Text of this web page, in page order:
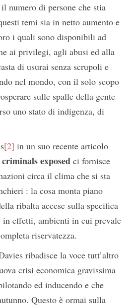
numero di persone che stia
temi sia in netto aumento e
i quali sono disponibili ad
ai privilegi, agli abusi ed alla
di usurai senza scrupoli e
nel mondo, con il solo scopo
sulle spalle della gente
uno stato di indigenza, di
[2] in un suo recente articolo
exposed ci fornisce
circa il clima che si sta
: la cosa monta piano
ribalta accese sulla specifica
in effetti, ambienti in cui prevale
riservatezza.
ribadisce la voce tutt’altro
crisi economica gravissima
ed inducendo e che
Questo è ormai sulla